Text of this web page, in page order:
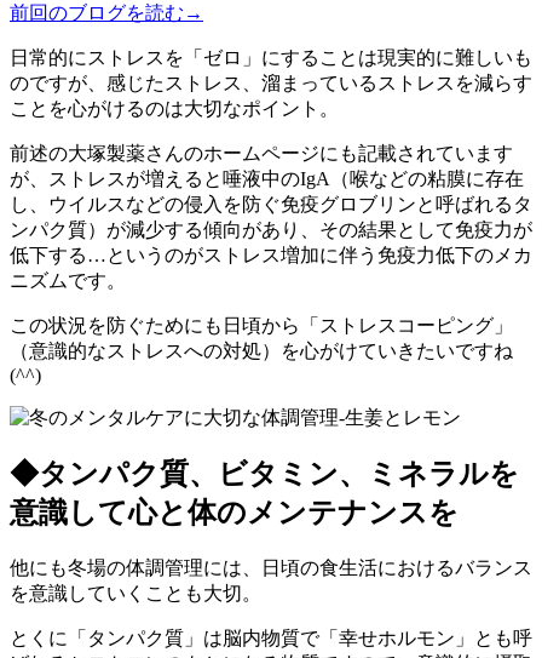
前回のブログを読む →
日常的にストレスを「ゼロ」にすることは現実的に難しいも
のですが、感じたストレス、溜まっているストレスを減らす
ことを心がけるのは大切なポイント。
前述の大塚製薬さんのホームページにも記載されています
が、ストレスが増えると唾液中のIgA（喉などの粘膜に存在
し、ウイルスなどの侵入を防ぐ免疫グロブリンと呼ばれるタ
ンパク質）が減少する傾向があり、その結果として免疫力が
低下する…というのがストレス増加に伴う免疫力低下のメカ
ニズムです。
この状況を防ぐためにも日頃から「ストレスコーピング」
（意識的なストレスへの対処）を心がけていきたいですね
(^^)
◆タンパク質、ビタミン、ミネラルを
意識して心と体のメンテナンスを
他にも冬場の体調管理には、日頃の食生活におけるバランス
を意識していくことも大切。
とくに「タンパク質」は脳内物質で「幸せホルモン」とも呼